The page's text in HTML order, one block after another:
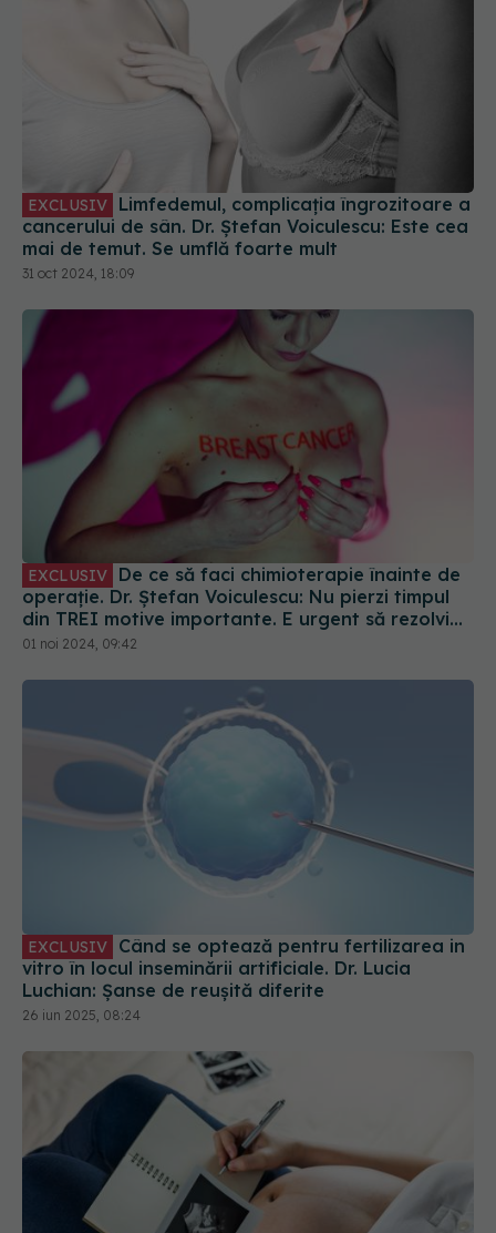
cancerului de sân. Dr. Ștefan Voiculescu: Este cea
mai de temut. Se umflă foarte mult
31 oct 2024, 18:09
EXCLUSIV
operație. Dr. Ștefan Voiculescu: Nu pierzi timpul
din TREI motive importante. E urgent să rezolvi
metastazele
01 noi 2024, 09:42
vitro în locul inseminării artificiale. Dr. Lucia
EXCLUSIV